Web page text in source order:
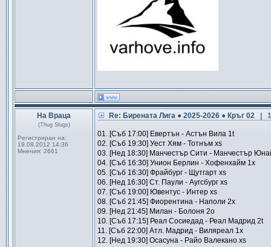
На Враца
(Thug Slugs)
Регистриран на:
19.08.2012 14:36
Мнения: 2661
Re: Бирената Лига ● 2025-2026 ● Кръг 02 |
01. [Съб 17:00] Евертън - Астън Вила 1t
02. [Съб 19:30] Уест Хям - Тотнъм xs
03. [Нед 18:30] Манчестър Сити - Манчестър
04. [Съб 16:30] Унион Берлин - Хофенхайм 1x
05. [Съб 16:30] Фрайбург - Щутгарт xs
06. [Нед 16:30] Ст. Паули - Аугсбург xs
07. [Съб 19:00] Ювентус - Интер xs
08. [Съб 21:45] Фиорентина - Наполи 2x
09. [Нед 21:45] Милан - Болоня 2o
10. [Съб 17:15] Реал Сосиедад - Реал Мадрид 2t
11. [Съб 22:00] Атл. Мадрид - Виляреал 1x
12. [Нед 19:30] Осасуна - Райо Валекано xs